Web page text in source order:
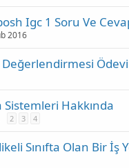
Igc 1 Soru Ve
2016
Ödevi
Sistemleri Hakkında
2 3 4
Sınıfta Olan Bir